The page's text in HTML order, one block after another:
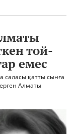
той-
емес
саласы қатты сынға
Алматы